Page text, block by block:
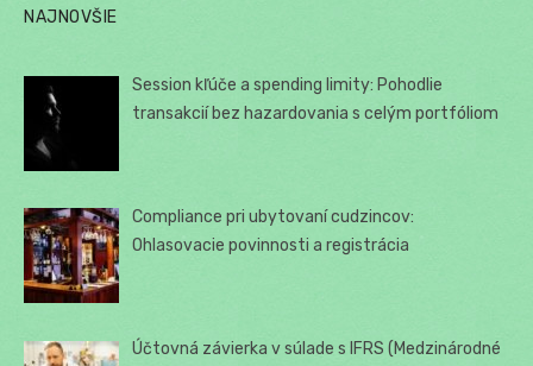
NAJNOVŠIE
Session kľúče a spending limity: Pohodlie
transakcií bez hazardovania s celým portfóliom
Compliance pri ubytovaní cudzincov:
Ohlasovacie povinnosti a registrácia
Účtovná závierka v súlade s IFRS (Medzinárodné